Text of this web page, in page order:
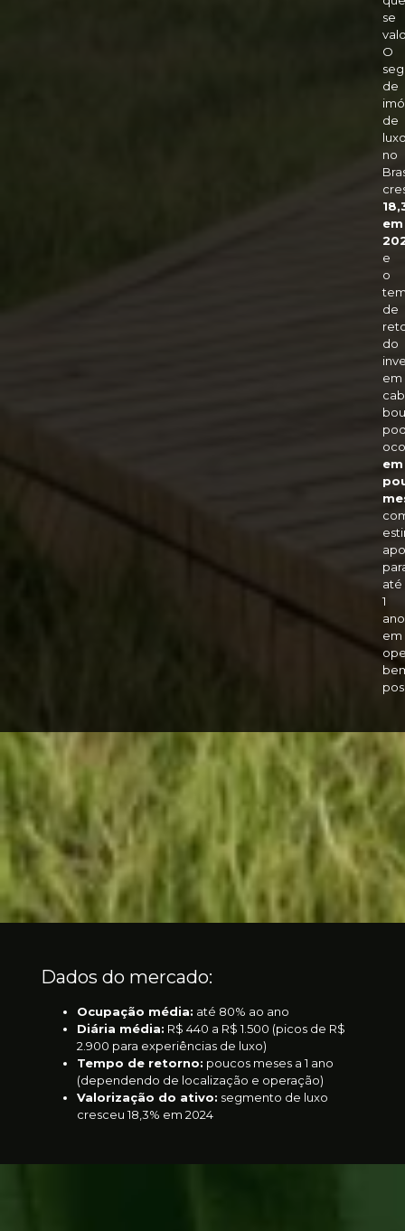
se
O
de
de
no
em
e
o
de
do
em
em
até
1
ano
em
Dados do mercado:
Ocupação média: até 80% ao ano
Diária média: R$ 440 a R$ 1.500 (picos de R$
2.900 para experiências de luxo)
Tempo de retorno: poucos meses a 1 ano
(dependendo de localização e operação)
Valorização do ativo: segmento de luxo
cresceu 18,3% em 2024